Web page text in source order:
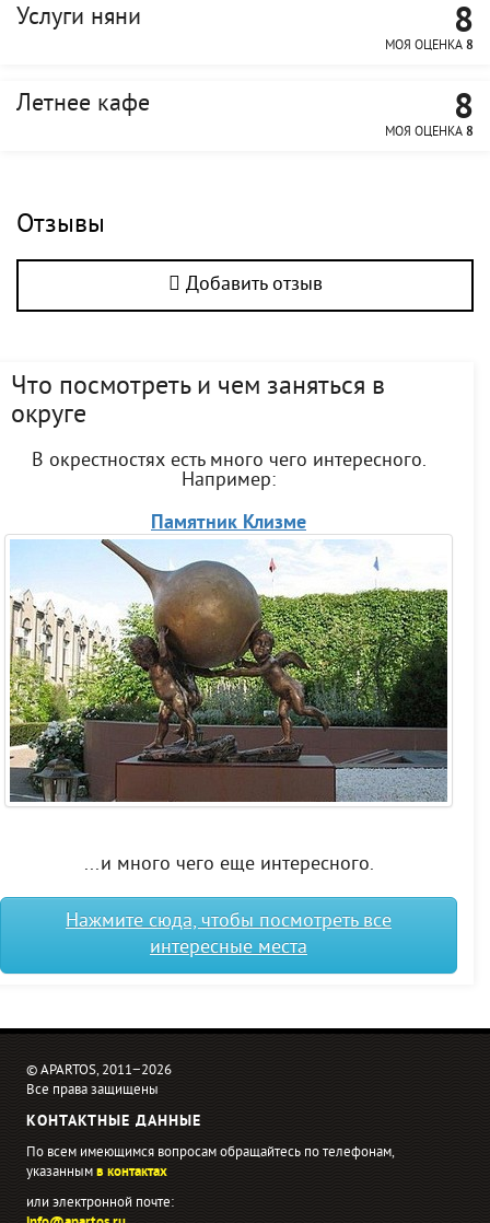
Услуги няни 8
МОЯ ОЦЕНКА 8
Летнее кафе 8
МОЯ ОЦЕНКА 8
Отзывы
Добавить отзыв
Что посмотреть и чем заняться в
округе
В окрестностях есть много чего интересного.
Например:
Памятник Клизме
...и много чего еще интересного.
Нажмите сюда, чтобы посмотреть все
интересные места
© APARTOS, 2011−2026
Все права защищены
КОНТАКТНЫЕ ДАННЫЕ
По всем имеющимся вопросам обращайтесь по телефонам,
указаннымв контактах
или электронной почте: